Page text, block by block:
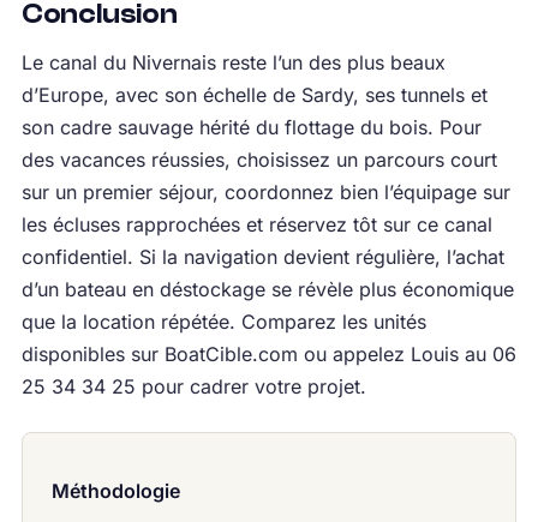
Conclusion
Le canal du Nivernais reste l’un des plus beaux
d’Europe, avec son échelle de Sardy, ses tunnels et
son cadre sauvage hérité du flottage du bois. Pour
des vacances réussies, choisissez un parcours court
sur un premier séjour, coordonnez bien l’équipage sur
les écluses rapprochées et réservez tôt sur ce canal
confidentiel. Si la navigation devient régulière, l’achat
d’un bateau en déstockage se révèle plus économique
que la location répétée. Comparez les unités
disponibles sur BoatCible.com ou appelez Louis au 06
25 34 34 25 pour cadrer votre projet.
Méthodologie